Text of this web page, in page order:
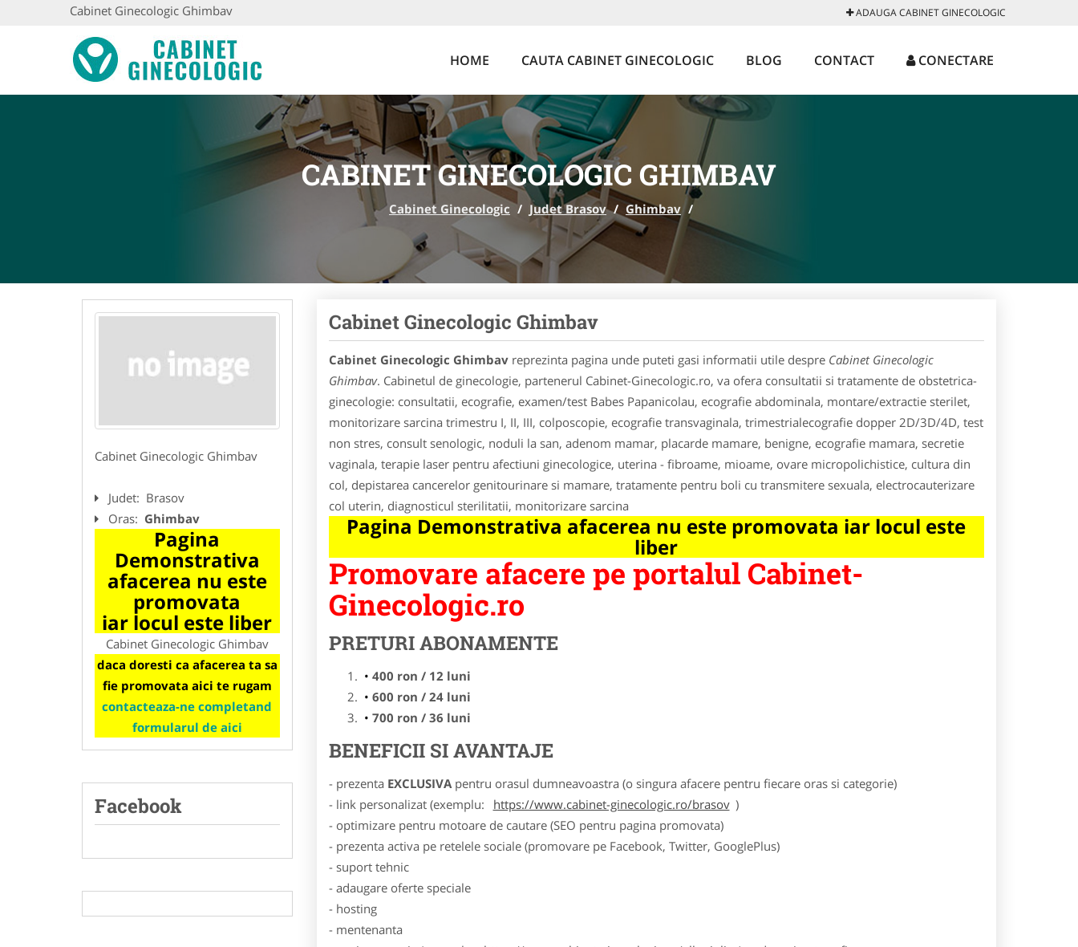
Cabinet Ginecologic Ghimbav ADAUGA CABINET GINECOLOGIC
HOME CAUTA CABINET GINECOLOGIC BLOG CONTACT CONECTARE
CABINET GINECOLOGIC GHIMBAV
Cabinet Ginecologic / Judet Brasov / Ghimbav /
Cabinet Ginecologic Ghimbav
Judet: Brasov
Oras: Ghimbav
Pagina
Demonstrativa
afacerea nu este
promovata
iar locul este liber
Cabinet Ginecologic Ghimbav
daca doresti ca afacerea ta sa
fie promovata aici te rugam
contacteaza-ne completand
formularul de aici
Facebook
Cabinet Ginecologic Ghimbav
Cabinet Ginecologic Ghimbavreprezinta pagina unde puteti gasi informatii utile despre Cabinet Ginecologic
Ghimbav. Cabinetul de ginecologie, partenerul Cabinet-Ginecologic.ro, va ofera consultatii si tratamente de obstetrica-
ginecologie: consultatii, ecografie, examen/test Babes Papanicolau, ecografie abdominala, montare/extractie sterilet,
monitorizare sarcina trimestru I, II, III, colposcopie, ecografie transvaginala, trimestrialecografie dopper 2D/3D/4D, test
non stres, consult senologic, noduli la san, adenom mamar, placarde mamare, benigne, ecografie mamara, secretie
vaginala, terapie laser pentru afectiuni ginecologice, uterina - fibroame, mioame, ovare micropolichistice, cultura din
col, depistarea cancerelor genitourinare si mamare, tratamente pentru boli cu transmitere sexuala, electrocauterizare
col uterin, diagnosticul sterilitatii, monitorizare sarcina
Pagina Demonstrativa afacerea nu este promovata iar locul este
liber
Promovare afacere pe portalul Cabinet-
Ginecologic.ro
PRETURI ABONAMENTE
400 ron / 12 luni
600 ron / 24 luni
700 ron / 36 luni
BENEFICII SI AVANTAJE
- prezenta EXCLUSIVApentru orasul dumneavoastra (o singura afacere pentru fiecare oras si categorie)
- link personalizat (exemplu:
https://www.cabinet-ginecologic.ro/brasov )
- optimizare pentru motoare de cautare (SEO pentru pagina promovata)
- prezenta activa pe retelele sociale (promovare pe Facebook, Twitter, GooglePlus)
- suport tehnic
- adaugare oferte speciale
- hosting
- mentenanta